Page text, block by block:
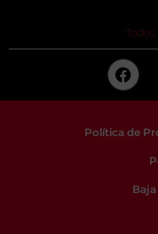
Todos
Política de